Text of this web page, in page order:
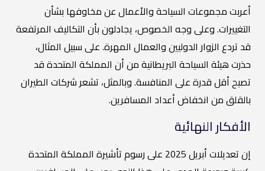
أعربت مجموعات السياحة والأعمال عن مخاوفها بشأن
التغييرات. وعلى وجه الخصوص، يجادلون بأن التكاليف المرتفعة
قد تردع الزوار الدوليين والعمال المهرة. على سبيل المثال،
حذرت هيئة السياحة البريطانية من أن المملكة المتحدة قد
تصبح أقل قدرة على المنافسة. وبالمثل، تشعر شركات الطيران
بالقلق من انخفاض أعداد المسافرين.
الأفكار النهائية
إن تعديلات أبريل 2025 على رسوم تأشيرة المملكة المتحدة